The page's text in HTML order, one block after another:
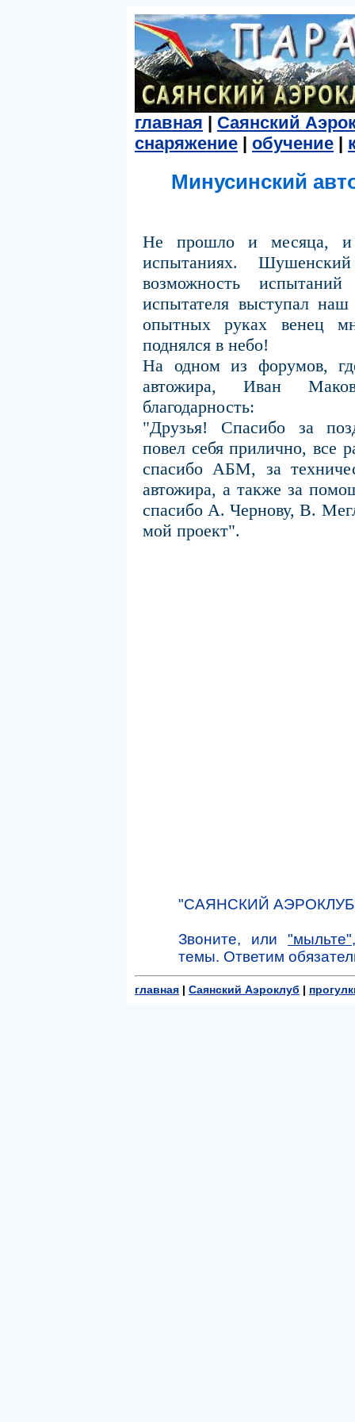
главная | Саянский
снаряжение | обучение |
Минусинский
Не прошло и месяца, и
испытаниях.
возможность
испытателя выступал
опытных руках венец
поднялся в небо!
На одном из форумов,
автожира, Иван
благодарность:
"Друзья! Спасибо за
повел себя прилично, все
спасибо АБМ, за
автожира, а также за
спасибо А. Чернову, В.
мой проект".
"САЯНСКИЙ
Звоните, или "мыльте"
темы. Ответим
главная | Саянский Аэроклуб |